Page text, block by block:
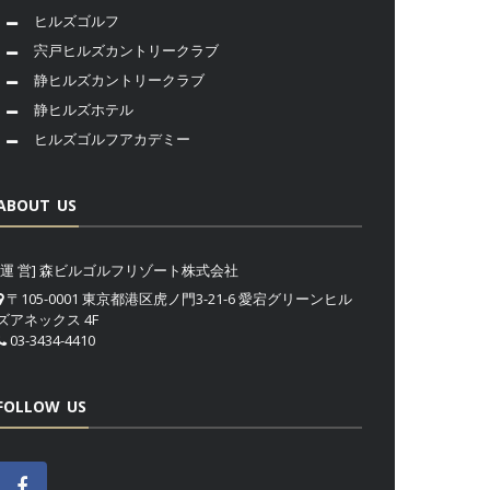
ヒルズゴルフ
宍戸ヒルズカントリークラブ
静ヒルズカントリークラブ
静ヒルズホテル
ヒルズゴルフアカデミー
US
営] 森ビルゴルフリゾート株式会社
〒105-0001 東京都港区虎ノ門3-21-6 愛宕グリーンヒル
アネックス 4F
03-3434-4410
US